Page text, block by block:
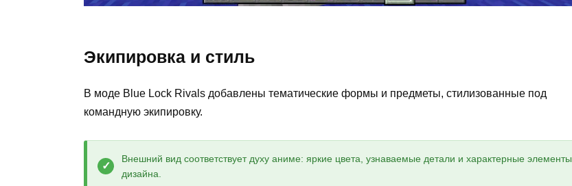
Экипировка и стиль
В моде Blue Lock Rivals добавлены тематические формы и предметы, стилизованные под
командную экипировку.
Внешний вид соответствует духу аниме: яркие цвета, узнаваемые детали и характерные элементы
дизайна.